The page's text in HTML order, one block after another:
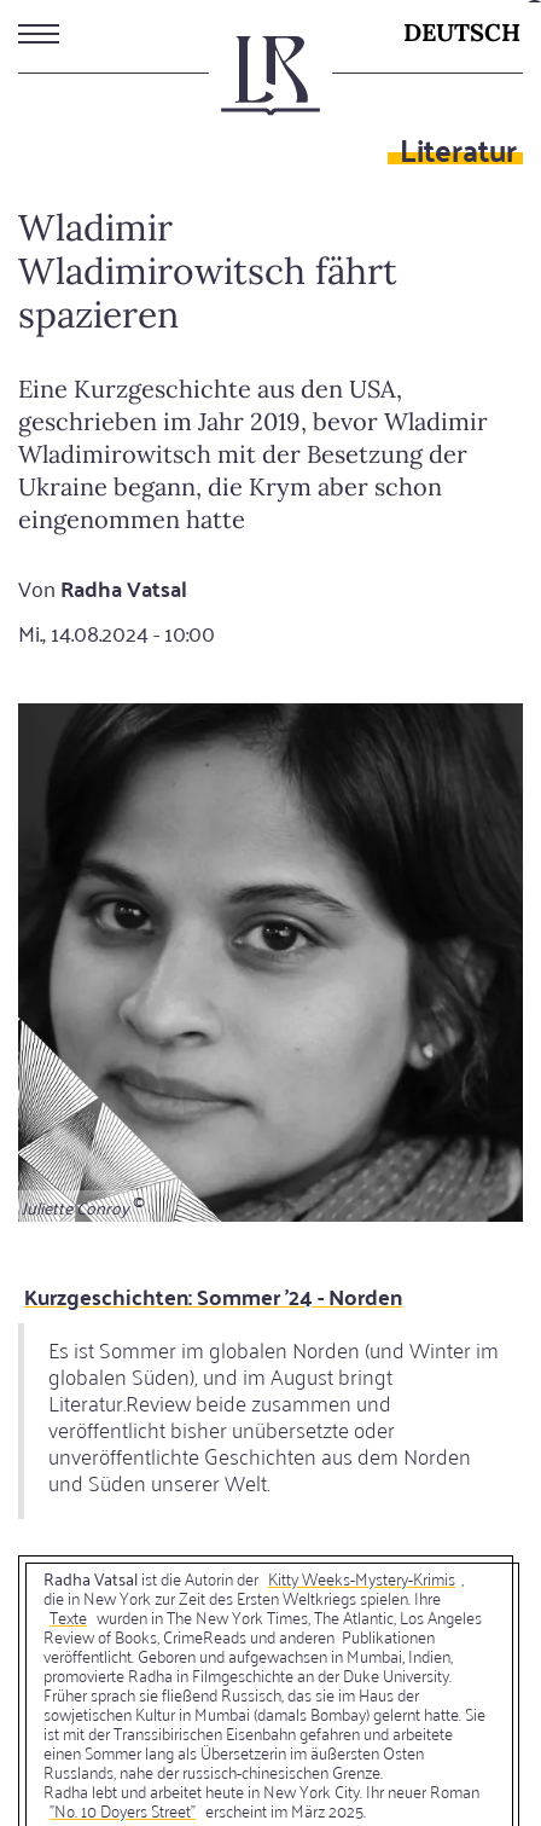
Direkt
zum
Inhalt
DEUTSCH
Literatur
Wladimir
Wladimirowitsch fährt
spazieren
Eine Kurzgeschichte aus den USA,
geschrieben im Jahr 2019, bevor Wladimir
Wladimirowitsch mit der Besetzung der
Ukraine begann, die Krym aber schon
eingenommen hatte
VonRadha Vatsal
Mi., 14.08.2024 - 10:00
Juliette Conroy
Kurzgeschichten: Sommer '24 - Norden
Es ist Sommer im globalen Norden (und Winter im
globalen Süden), und im August bringt
Literatur.Review beide zusammen und
veröffentlicht bisher unübersetzte oder
unveröffentlichte Geschichten aus dem Norden
und Süden unserer Welt.
Radha Vatsalist die Autorin der Kitty Weeks-Mystery-Krimis ,
die in New York zur Zeit des Ersten Weltkriegs spielen. Ihre
Texte wurden in The New York Times, The Atlantic, Los Angeles
Review of Books, CrimeReads und anderen Publikationen
veröffentlicht. Geboren und aufgewachsen in Mumbai, Indien,
promovierte Radha in Filmgeschichte an der Duke University.
Früher sprach sie fließend Russisch, das sie im Haus der
sowjetischen Kultur in Mumbai (damals Bombay) gelernt hatte. Sie
ist mit der Transsibirischen Eisenbahn gefahren und arbeitete
einen Sommer lang als Übersetzerin im äußersten Osten
Russlands, nahe der russisch-chinesischen Grenze.
Radha lebt und arbeitet heute in New York City. Ihr neuer Roman
"No. 10 Doyers Street" erscheint im März 2025.